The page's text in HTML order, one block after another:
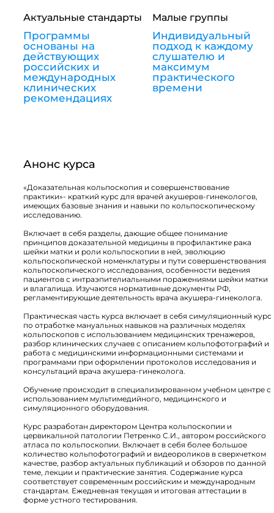
Актуальные стандарты
Программы
основаны на
действующих
российских и
международных
клинических
рекомендациях
Малые группы
Индивидуальный
подход к каждому
слушателю и
максимум
практического
времени
Анонс курса
«Доказательная кольпоскопия и совершенствование
практики»- краткий курс для врачей акушеров-гинекологов,
имеющих базовые знания и навыки по кольпоскопическому
исследованию.
Включает в себя разделы, дающие общее понимание
принципов доказательной медицины в профилактике рака
шейки матки и роли кольпоскопии в ней, эволюцию
кольпоскопической номенклатуры и пути совершенствования
кольпоскопического исследования, особенности ведения
пациентов с интраэпителиальными поражениями шейки матки
и влагалища. Изучаются нормативные документы РФ,
регламентирующие деятельность врача акушера-гинеколога.
Практическая часть курса включает в себя симуляционный курс
по отработке мануальных навыков на различных моделях
кольпоскопов с использованием медицинских тренажеров,
разбор клинических случаев с описанием кольпофотографий и
работа с медицинскими информационными системами и
программами при оформлении протоколов исследования и
консультаций врача акушера-гинеколога.
Обучение происходит в специализированном учебном центре с
использованием мультимедийного, медицинского и
симуляционного оборудования.
Курс разработан директором Центра кольпоскопии и
цервикальной патологии Петренко С.И., автором российского
атласа по кольпоскопии. Включает в себя более большое
количество кольпофотографий и видеороликов в сверхчетком
качестве, разбор актуальных публикаций и обзоров по данной
теме, лекции и практические занятия. Содержание курса
соответствует современным российским и международным
стандартам. Ежедневная текущая и итоговая аттестации в
форме устного тестирования.